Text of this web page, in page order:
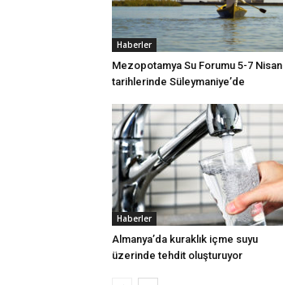
Haberler
Mezopotamya Su Forumu 5-7 Nisan
tarihlerinde Süleymaniye’de
Haberler
Almanya’da kuraklık içme suyu
üzerinde tehdit oluşturuyor